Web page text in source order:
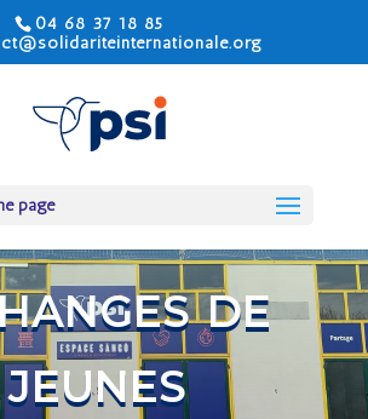
04 68 37 18 85
page
de
jeunes